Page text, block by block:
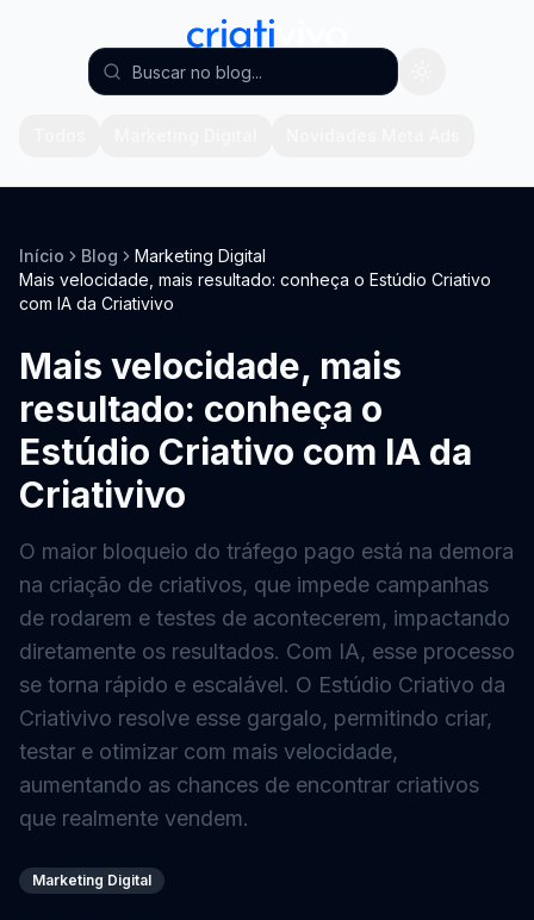
Início Blog
Marketing Digital
Mais velocidade, mais resultado: conheça o Estúdio Criativo
com IA da Criativivo
Mais velocidade, mais
resultado: conheça o
Estúdio Criativo com IA da
Criativivo
O maior bloqueio do tráfego pago está na demora
na criação de criativos, que impede campanhas
de rodarem e testes de acontecerem, impactando
diretamente os resultados. Com IA, esse processo
se torna rápido e escalável. O Estúdio Criativo da
Criativivo resolve esse gargalo, permitindo criar,
testar e otimizar com mais velocidade,
aumentando as chances de encontrar criativos
que realmente vendem.
Marketing Digital